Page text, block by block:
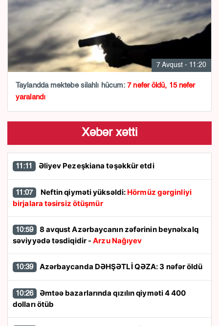
7 Avqust - 11:20
Taylandda məktəbə silahlı hücum:7 nəfər öldü, 15 nəfər
yaralandı
Xəbər xətti
11:11 Əliyev Pezeşkiana təşəkkür etdi
11:07 Neftin qiyməti yüksəldi: Hörmüz gərginliyi
birjalara təsirsiz ötüşmür
10:59
səviyyədə təsdiqidir -Arzu Nağıyev
10:39 Azərbaycanda DƏHŞƏTLİ QƏZA: 3 nəfər öldü
10:26
dolları ötüb